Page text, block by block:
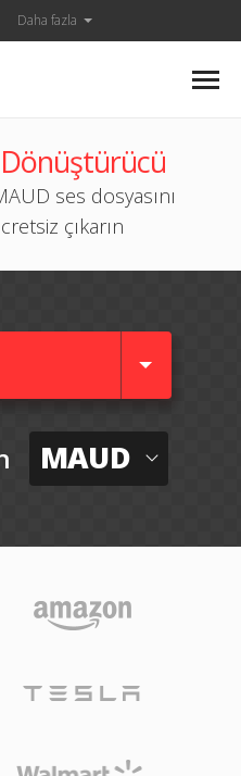
Daha fazla
ses dosyasını
çıkarın
MAUD